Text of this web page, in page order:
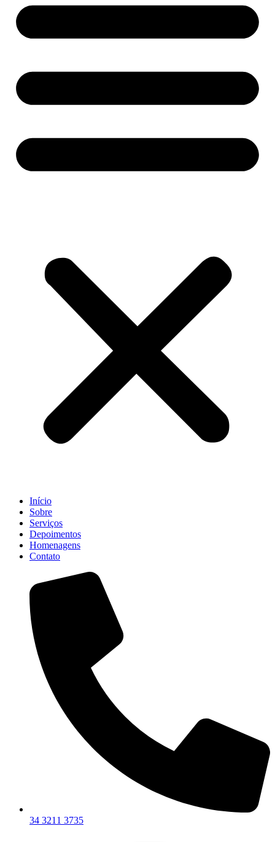
Início
Sobre
Serviços
Depoimentos
Homenagens
Contato
34 3211 3735